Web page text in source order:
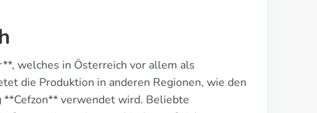
welches in Österreich vor allem als
die Produktion in anderen Regionen, wie den
**Cefzon** verwendet wird. Beliebte